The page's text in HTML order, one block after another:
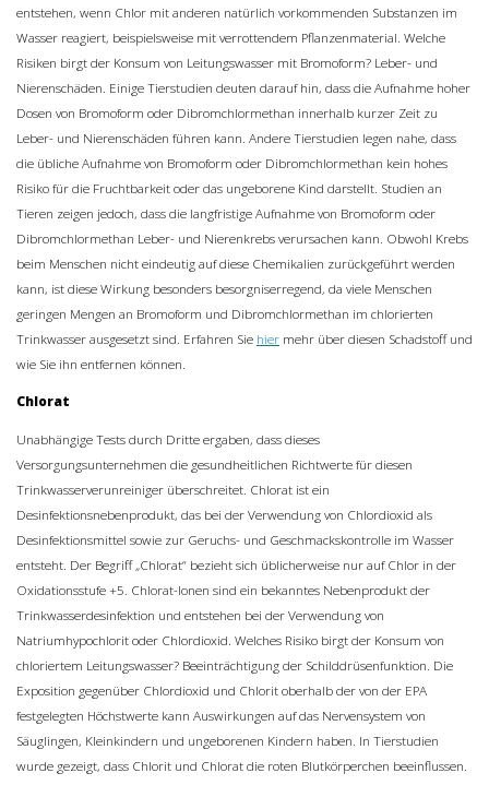
entstehen, wenn Chlor mit anderen natürlich vorkommenden Substanzen im
Wasser reagiert, beispielsweise mit verrottendem Pflanzenmaterial. Welche
Risiken birgt der Konsum von Leitungswasser mit Bromoform? Leber- und
Nierenschäden. Einige Tierstudien deuten darauf hin, dass die Aufnahme hoher
Dosen von Bromoform oder Dibromchlormethan innerhalb kurzer Zeit zu
Leber- und Nierenschäden führen kann. Andere Tierstudien legen nahe, dass
die übliche Aufnahme von Bromoform oder Dibromchlormethan kein hohes
Risiko für die Fruchtbarkeit oder das ungeborene Kind darstellt. Studien an
Tieren zeigen jedoch, dass die langfristige Aufnahme von Bromoform oder
Dibromchlormethan Leber- und Nierenkrebs verursachen kann. Obwohl Krebs
beim Menschen nicht eindeutig auf diese Chemikalien zurückgeführt werden
kann, ist diese Wirkung besonders besorgniserregend, da viele Menschen
geringen Mengen an Bromoform und Dibromchlormethan im chlorierten
Trinkwasser ausgesetzt sind. Erfahren Sie hier mehr über diesen Schadstoff und
wie Sie ihn entfernen können.
Chlorat
Unabhängige Tests durch Dritte ergaben, dass dieses
Versorgungsunternehmen die gesundheitlichen Richtwerte für diesen
Trinkwasserverunreiniger überschreitet. Chlorat ist ein
Desinfektionsnebenprodukt, das bei der Verwendung von Chlordioxid als
Desinfektionsmittel sowie zur Geruchs- und Geschmackskontrolle im Wasser
entsteht. Der Begriff „Chlorat“ bezieht sich üblicherweise nur auf Chlor in der
Oxidationsstufe +5. Chlorat-Ionen sind ein bekanntes Nebenprodukt der
Trinkwasserdesinfektion und entstehen bei der Verwendung von
Natriumhypochlorit oder Chlordioxid. Welches Risiko birgt der Konsum von
chloriertem Leitungswasser? Beeinträchtigung der Schilddrüsenfunktion. Die
Exposition gegenüber Chlordioxid und Chlorit oberhalb der von der EPA
festgelegten Höchstwerte kann Auswirkungen auf das Nervensystem von
Säuglingen, Kleinkindern und ungeborenen Kindern haben. In Tierstudien
wurde gezeigt, dass Chlorit und Chlorat die roten Blutkörperchen beeinflussen.